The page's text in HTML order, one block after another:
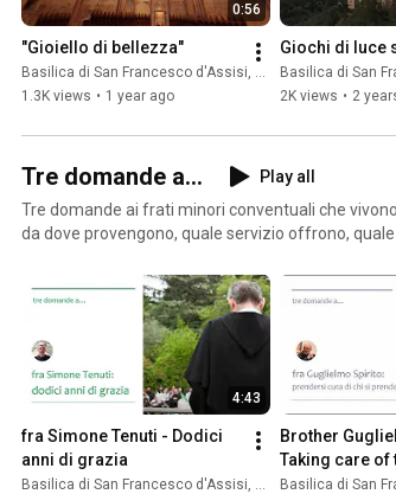
0:56
"Gioiello di bellezza"
Basilica di San Francesco d'Assisi, Sacro Convento
1.3K views • 1 year ago
Giochi di luce
Basilica di San
2K views • 2
Tre domande a...
Play all
Tre domande ai frati minori conventuali che
da dove provengono, quale servizio offrono,
4:43
fra Simone Tenuti - Dodici
anni di grazia
Basilica di San Francesco d'Assisi, Sacro Convento
Brother
Taking care of
take care
Basilica di San